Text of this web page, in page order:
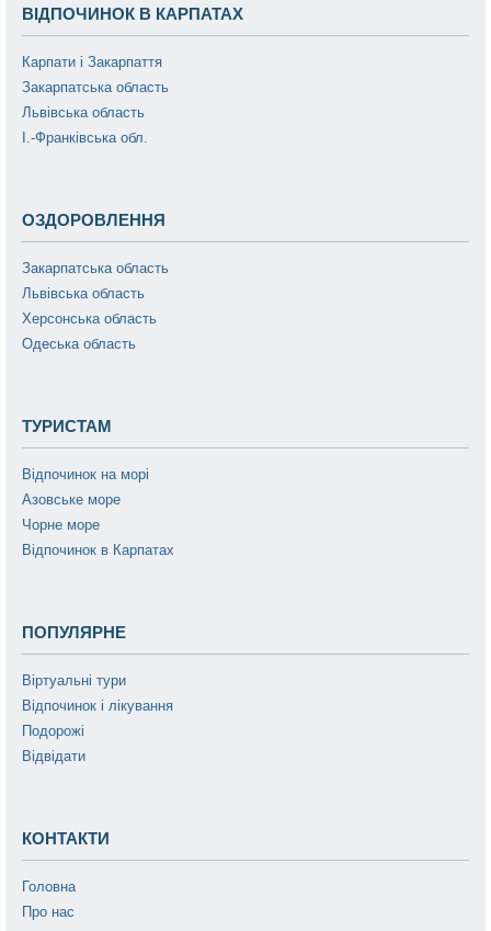
ВІДПОЧИНОК В КАРПАТАХ
Карпати і Закарпаття
Закарпатська область
Львівська область
І.-Франківська обл.
ОЗДОРОВЛЕННЯ
Закарпатська область
Львівська область
Херсонська область
Одеська область
ТУРИСТАМ
Відпочинок на морі
Азовське море
Чорне море
Відпочинок в Карпатах
ПОПУЛЯРНЕ
Віртуальні тури
Відпочинок і лікування
Подорожі
Відвідати
КОНТАКТИ
Головна
Про нас